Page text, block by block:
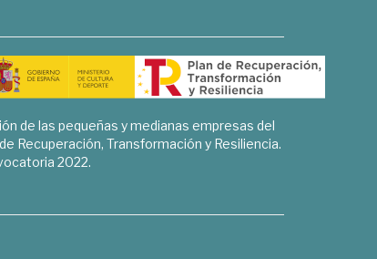
de las pequeñas y medianas empresas del
Recuperación, Transformación y Resiliencia.
2022.